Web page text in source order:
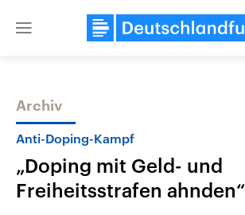
Close
Themen
Archiv
Anti-Doping-Kampf
„Doping mit Geld- und
Freiheitsstrafen ahnden“